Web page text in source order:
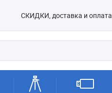
СКИДКИ, доставка и оплата